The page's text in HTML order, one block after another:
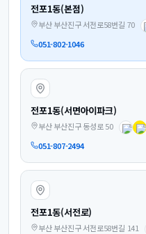
전포1동(본점)
부산 부산진구 서전로58번길 70
051-802-1046
전포1동(서면아이파크)
부산 부산진구 동성로 50
051-807-2494
전포1동(서전로)
부산 부산진구 서전로58번길 141